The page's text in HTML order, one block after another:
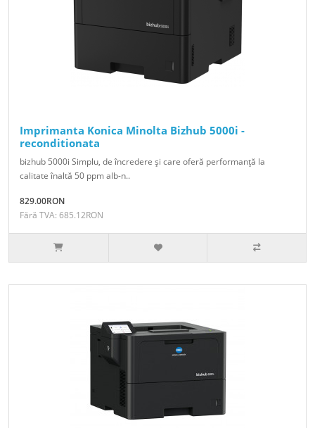
Imprimanta Konica Minolta Bizhub 5000i -
reconditionata
bizhub 5000i Simplu, de încredere şi care oferă performanţă la
calitate înaltă 50 ppm alb-n..
829.00RON
Fără TVA: 685.12RON